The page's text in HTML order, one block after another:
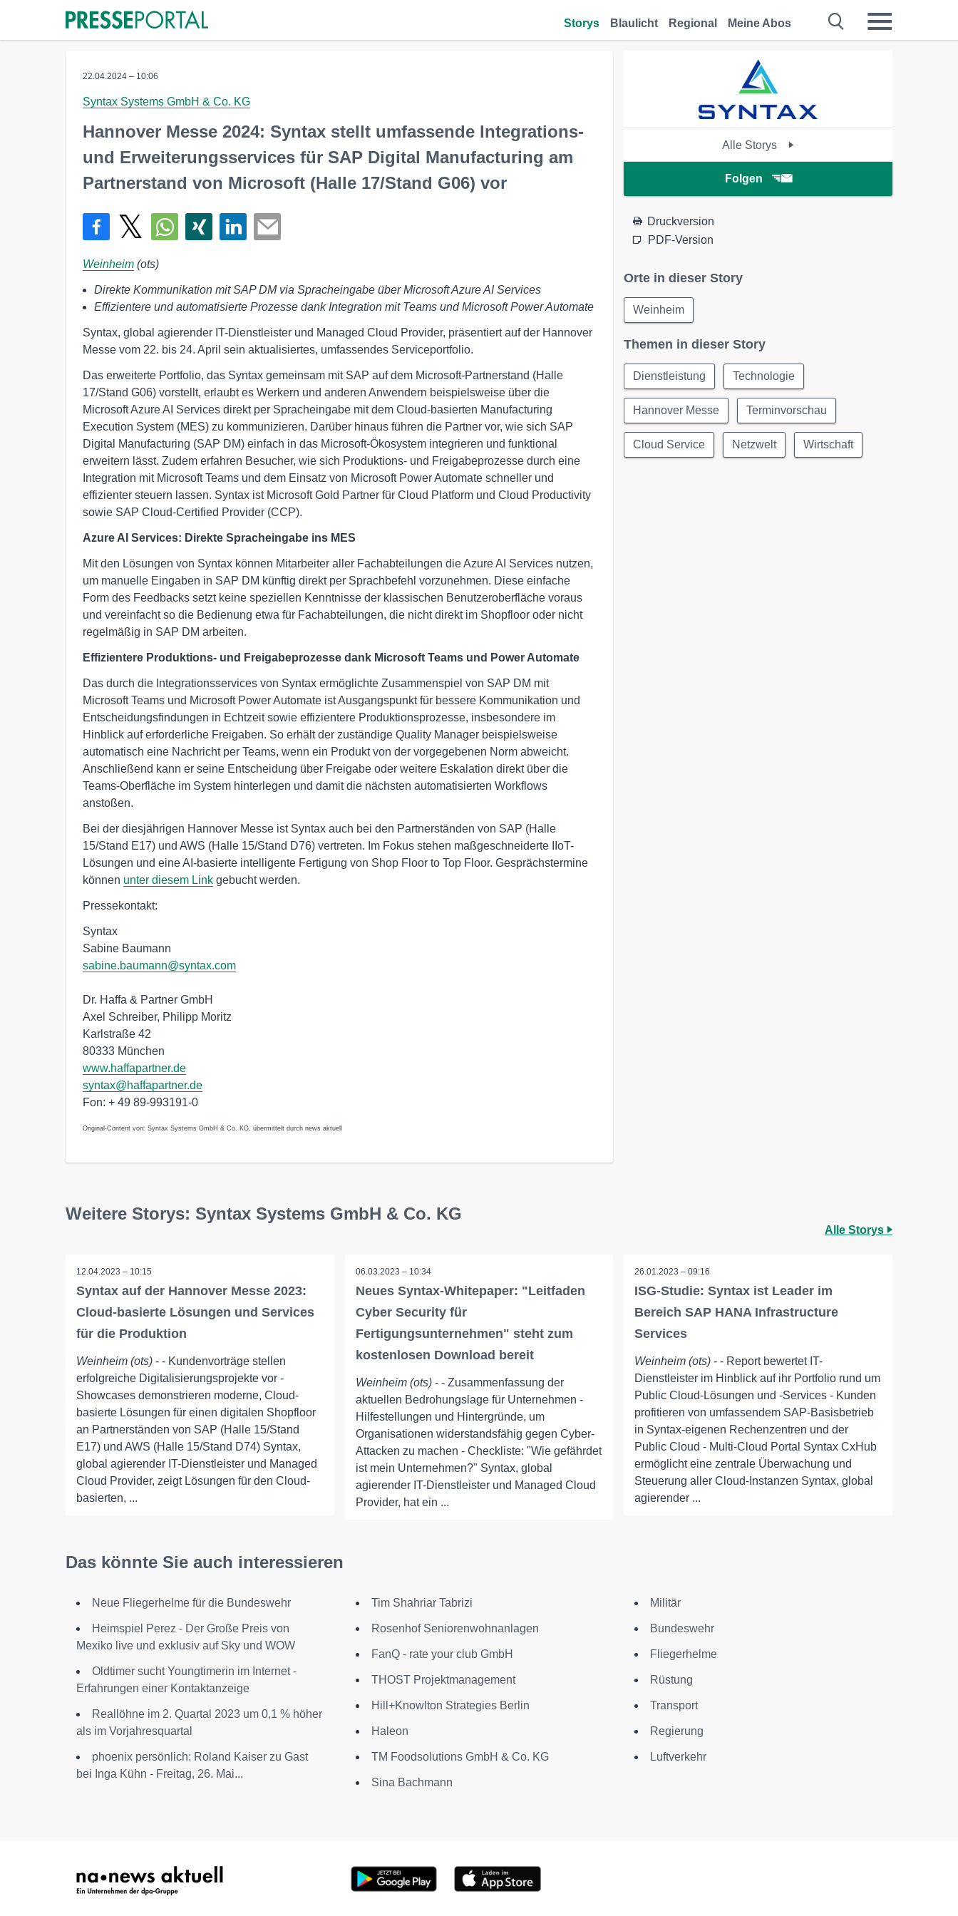
Storys Blaulicht Regional Meine Abos
22.04.2024 – 10:06
Syntax Systems GmbH & Co. KG
Hannover Messe 2024: Syntax stellt umfassende Integrations-
und Erweiterungsservices für SAP Digital Manufacturing am
Partnerstand von Microsoft (Halle 17/Stand G06) vor
Weinheim (ots)
Direkte Kommunikation mit SAP DM via Spracheingabe über Microsoft Azure AI Services
Effizientere und automatisierte Prozesse dank Integration mit Teams und Microsoft Power Automate
Syntax, global agierender IT-Dienstleister und Managed Cloud Provider, präsentiert auf der Hannover
Messe vom 22. bis 24. April sein aktualisiertes, umfassendes Serviceportfolio.
Das erweiterte Portfolio, das Syntax gemeinsam mit SAP auf dem Microsoft-Partnerstand (Halle
17/Stand G06) vorstellt, erlaubt es Werkern und anderen Anwendern beispielsweise über die
Microsoft Azure AI Services direkt per Spracheingabe mit dem Cloud-basierten Manufacturing
Execution System (MES) zu kommunizieren. Darüber hinaus führen die Partner vor, wie sich SAP
Digital Manufacturing (SAP DM) einfach in das Microsoft-Ökosystem integrieren und funktional
erweitern lässt. Zudem erfahren Besucher, wie sich Produktions- und Freigabeprozesse durch eine
Integration mit Microsoft Teams und dem Einsatz von Microsoft Power Automate schneller und
effizienter steuern lassen. Syntax ist Microsoft Gold Partner für Cloud Platform und Cloud Productivity
sowie SAP Cloud-Certified Provider (CCP).
Azure AI Services: Direkte Spracheingabe ins MES
Mit den Lösungen von Syntax können Mitarbeiter aller Fachabteilungen die Azure AI Services nutzen,
um manuelle Eingaben in SAP DM künftig direkt per Sprachbefehl vorzunehmen. Diese einfache
Form des Feedbacks setzt keine speziellen Kenntnisse der klassischen Benutzeroberfläche voraus
und vereinfacht so die Bedienung etwa für Fachabteilungen, die nicht direkt im Shopfloor oder nicht
regelmäßig in SAP DM arbeiten.
Effizientere Produktions- und Freigabeprozesse dank Microsoft Teams und Power Automate
Das durch die Integrationsservices von Syntax ermöglichte Zusammenspiel von SAP DM mit
Microsoft Teams und Microsoft Power Automate ist Ausgangspunkt für bessere Kommunikation und
Entscheidungsfindungen in Echtzeit sowie effizientere Produktionsprozesse, insbesondere im
Hinblick auf erforderliche Freigaben. So erhält der zuständige Quality Manager beispielsweise
automatisch eine Nachricht per Teams, wenn ein Produkt von der vorgegebenen Norm abweicht.
Anschließend kann er seine Entscheidung über Freigabe oder weitere Eskalation direkt über die
Teams-Oberfläche im System hinterlegen und damit die nächsten automatisierten Workflows
anstoßen.
Bei der diesjährigen Hannover Messe ist Syntax auch bei den Partnerständen von SAP (Halle
15/Stand E17) und AWS (Halle 15/Stand D76) vertreten. Im Fokus stehen maßgeschneiderte IIoT-
Lösungen und eine AI-basierte intelligente Fertigung von Shop Floor to Top Floor. Gesprächstermine
können unter diesem Link gebucht werden.
Pressekontakt:
Syntax
Sabine Baumann
sabine.baumann@syntax.com
Dr. Haffa & Partner GmbH
Axel Schreiber, Philipp Moritz
Karlstraße 42
80333 München
www.haffapartner.de
syntax@haffapartner.de
Fon: + 49 89-993191-0
Original-Content von: Syntax Systems GmbH & Co. KG, übermittelt durch news aktuell
Alle Storys
Folgen
Druckversion
PDF-Version
Orte in dieser Story
Weinheim
Themen in dieser Story
Dienstleistung Technologie
Hannover Messe Terminvorschau
Cloud Service Netzwelt Wirtschaft
Weitere Storys: Syntax Systems GmbH & Co. KG
Alle Storys
12.04.2023 – 10:15
Syntax auf der Hannover Messe 2023:
Cloud-basierte Lösungen und Services
für die Produktion
Weinheim (ots) - - Kundenvorträge stellen
erfolgreiche Digitalisierungsprojekte vor -
Showcases demonstrieren moderne, Cloud-
basierte Lösungen für einen digitalen Shopfloor
an Partnerständen von SAP (Halle 15/Stand
E17) und AWS (Halle 15/Stand D74) Syntax,
global agierender IT-Dienstleister und Managed
Cloud Provider, zeigt Lösungen für den Cloud-
basierten, ...
06.03.2023 – 10:34
Neues Syntax-Whitepaper: "Leitfaden
Cyber Security für
Fertigungsunternehmen" steht zum
kostenlosen Download bereit
Weinheim (ots)- - Zusammenfassung der
aktuellen Bedrohungslage für Unternehmen -
Hilfestellungen und Hintergründe, um
Organisationen widerstandsfähig gegen Cyber-
Attacken zu machen - Checkliste: "Wie gefährdet
ist mein Unternehmen?" Syntax, global
agierender IT-Dienstleister und Managed Cloud
Provider, hat ein ...
26.01.2023 – 09:16
ISG-Studie: Syntax ist Leader im
Bereich SAP HANA Infrastructure
Services
Weinheim (ots) - - Report bewertet IT-
Dienstleister im Hinblick auf ihr Portfolio rund um
Public Cloud-Lösungen und -Services - Kunden
profitieren von umfassendem SAP-Basisbetrieb
in Syntax-eigenen Rechenzentren und der
Public Cloud - Multi-Cloud Portal Syntax CxHub
ermöglicht eine zentrale Überwachung und
Steuerung aller Cloud-Instanzen Syntax, global
agierender ...
Das könnte Sie auch interessieren
Neue Fliegerhelme für die Bundeswehr
Heimspiel Perez - Der Große Preis von
Mexiko live und exklusiv auf Sky und WOW
Oldtimer sucht Youngtimerin im Internet -
Erfahrungen einer Kontaktanzeige
Reallöhne im 2. Quartal 2023 um 0,1 % höher
als im Vorjahresquartal
phoenix persönlich: Roland Kaiser zu Gast
bei Inga Kühn - Freitag, 26. Mai...
Tim Shahriar Tabrizi
Rosenhof Seniorenwohnanlagen
FanQ - rate your club GmbH
THOST Projektmanagement
Hill+Knowlton Strategies Berlin
Haleon
TM Foodsolutions GmbH & Co. KG
Sina Bachmann
Militär
Bundeswehr
Fliegerhelme
Rüstung
Transport
Regierung
Luftverkehr